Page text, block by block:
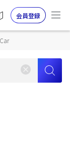
会員登録